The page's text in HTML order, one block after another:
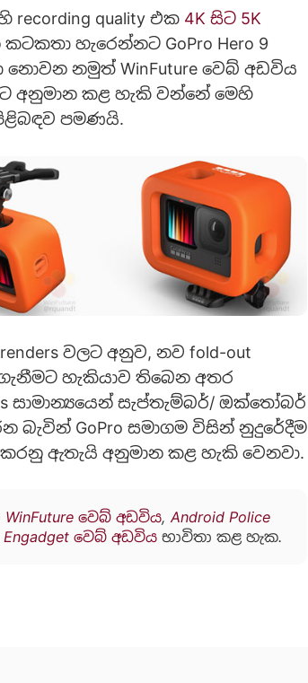
recording quality එක 4K සිට 5K
හැරෙන්නට GoPro Hero 9
නමුත් WinFuture වෙබ් අඩවිය
අනුමාන කළ හැකි වන්නේ මෙහි
පමණයි.
වලට අනුව, නව fold-out
ගැනීමට හැකියාව තිබෙන අතර
සාමාන්‍යයෙන් සැප්තැම්බර්/ ඔක්තෝබර්
GoPro සමාගම විසින් නුදුරේදීම
ඇතැයි අනුමාන කළ හැකි වෙනවා.
WinFuture වෙබ් අඩවිය, Android Police
Engadget වෙබ් අඩවිය භාවිතා කළ හැක.